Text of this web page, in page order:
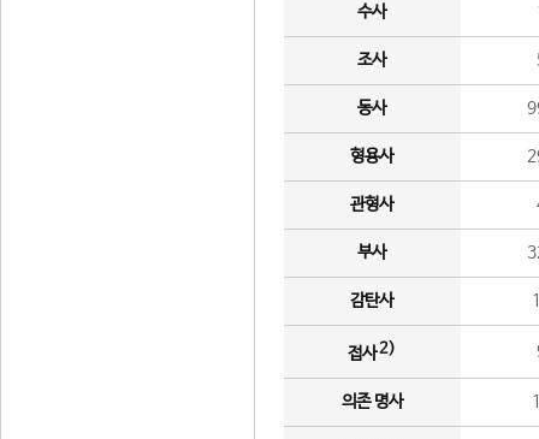
수사
조사
동사
형용사
관형사
부사
감탄사
접사2)
의존 명사